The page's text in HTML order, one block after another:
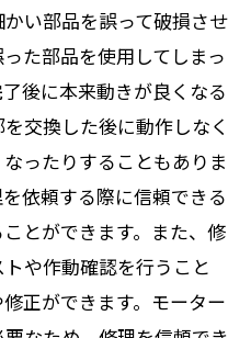
い部品を誤って破損させ
た部品を使用してしまっ
後に本来動きが良くなる
交換した後に動作しなく
ったりすることもありま
依頼する際に信頼できる
とができます。また、修
や作動確認を行うこと
正ができます。モーター